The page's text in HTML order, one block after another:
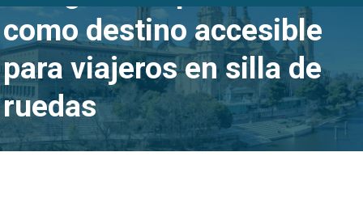
como destino accesible
para viajeros en silla de
ruedas